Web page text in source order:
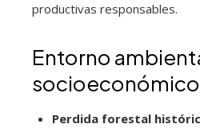
productivas responsables.
Entorno
socioeconómico
Perdida forestal